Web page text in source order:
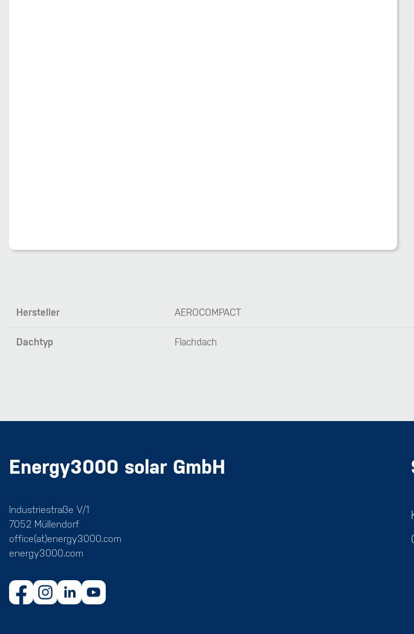
Hersteller AEROCOMPACT
Dachtyp Flachdach
Energy3000 solar GmbH
Industriestraße V/1
7052 Müllendorf
office(at)energy3000.com
energy3000.com